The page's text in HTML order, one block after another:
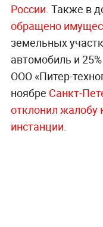
России. Также в
обращено
земельных
автомобиль и
ООО «Питер-
ноябре Санкт-
отклонил
инстанции.